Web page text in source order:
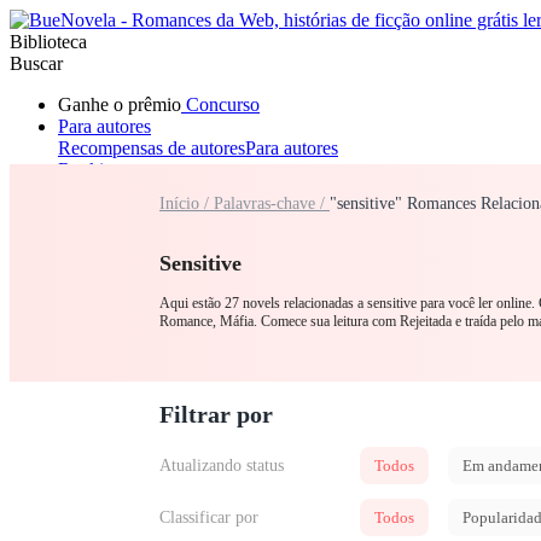
Biblioteca
Buscar
Ganhe o prêmio Concurso
Para autores
Recompensas de autoresPara autores
Ranking
RomanceLobisomem
Início / Palavras-chave / "sensitive" Romances
Sensitive
Aqui estão 27 novels relacionadas a sensitive para você ler
Romance, Máfia. Comece sua leitura com Rejeitada e traída pelo
Filtrar por
Atualizando status Todos Em
Classificar por Todos